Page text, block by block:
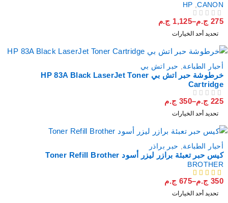
CANON
,
HP
275 ج.م–
1,125 ج.م
تحديد أحد الخيارات
أحبار الطباعة, حبر اتش بي
خرطوشة حبر اتش بي HP 83A Black LaserJet Toner
Cartridge
225 ج.م–
350 ج.م
تحديد أحد الخيارات
أحبار الطباعة, حبر براذر
كيس حبر تعبئة برازر ليزر أسود Toner Refill Brother
BROTHER
350 ج.م–
675 ج.م
تحديد أحد الخيارات